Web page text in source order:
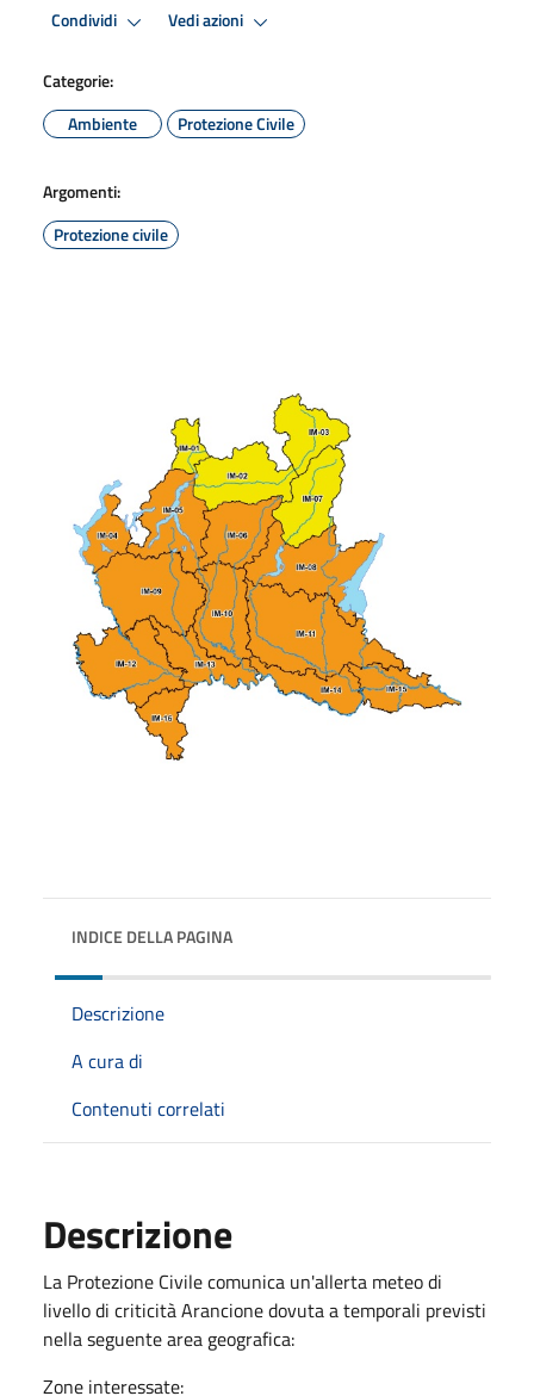
Condividi Vedi azioni
Categorie:
Ambiente
Protezione Civile
Argomenti:
Protezione civile
INDICE DELLA PAGINA
Descrizione
A cura di
Contenuti correlati
Descrizione
La Protezione Civile comunica un'allerta meteo di
livello di criticità Arancione dovuta a temporali previsti
nella seguente area geografica:
Zone interessate: